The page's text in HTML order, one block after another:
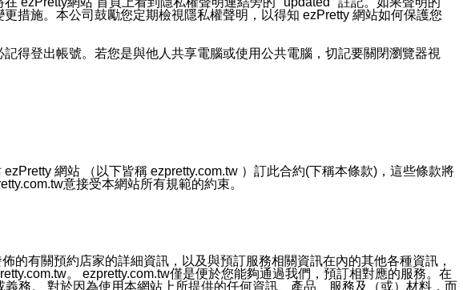
措施。本公司鼓勵您定期檢視隱私權聲明，以得知 ezPretty 網站如何保護您
得登出帳號。若您是與他人共享電腦或使用公共電腦，切記要關閉瀏覽器視
。
以下三個條件者，將可收到通知型訊息。
網站 （以下皆稱 ezpretty.com.tw ）訂此合約(下稱本條款)，這些條款將
意接受本網站所有規範的約束。
的有關預約店家的詳細資訊，以及與預訂服務相關資訊在內的其他各種資訊，
。 ezpretty.com.tw僅是便於您能夠通過我們，預訂相對應的服務。在
務。 對於因為使用本網站上所提供的任何資訊、產品、服務及（或）材料，而